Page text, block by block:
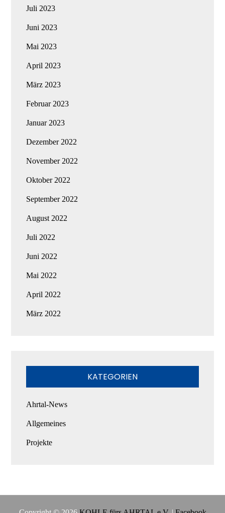
Juli 2023
Juni 2023
Mai 2023
April 2023
März 2023
Februar 2023
Januar 2023
Dezember 2022
November 2022
Oktober 2022
September 2022
August 2022
Juli 2022
Juni 2022
Mai 2022
April 2022
März 2022
KATEGORIEN
Ahrtal-News
Allgemeines
Projekte